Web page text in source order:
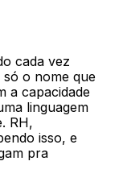
cada vez
o nome que
a capacidade
linguagem
RH,
isso, e
pra